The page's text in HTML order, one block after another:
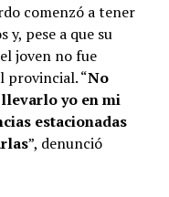
comenzó a tener
y, pese a que su
joven no fue
provincial. “No
yo en mi
estacionadas
”, denunció